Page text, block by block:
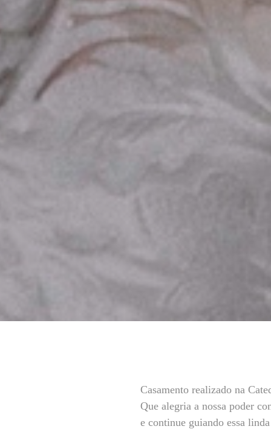
Casamento realizado na
Que alegria a nossa poder
e continue guiando essa